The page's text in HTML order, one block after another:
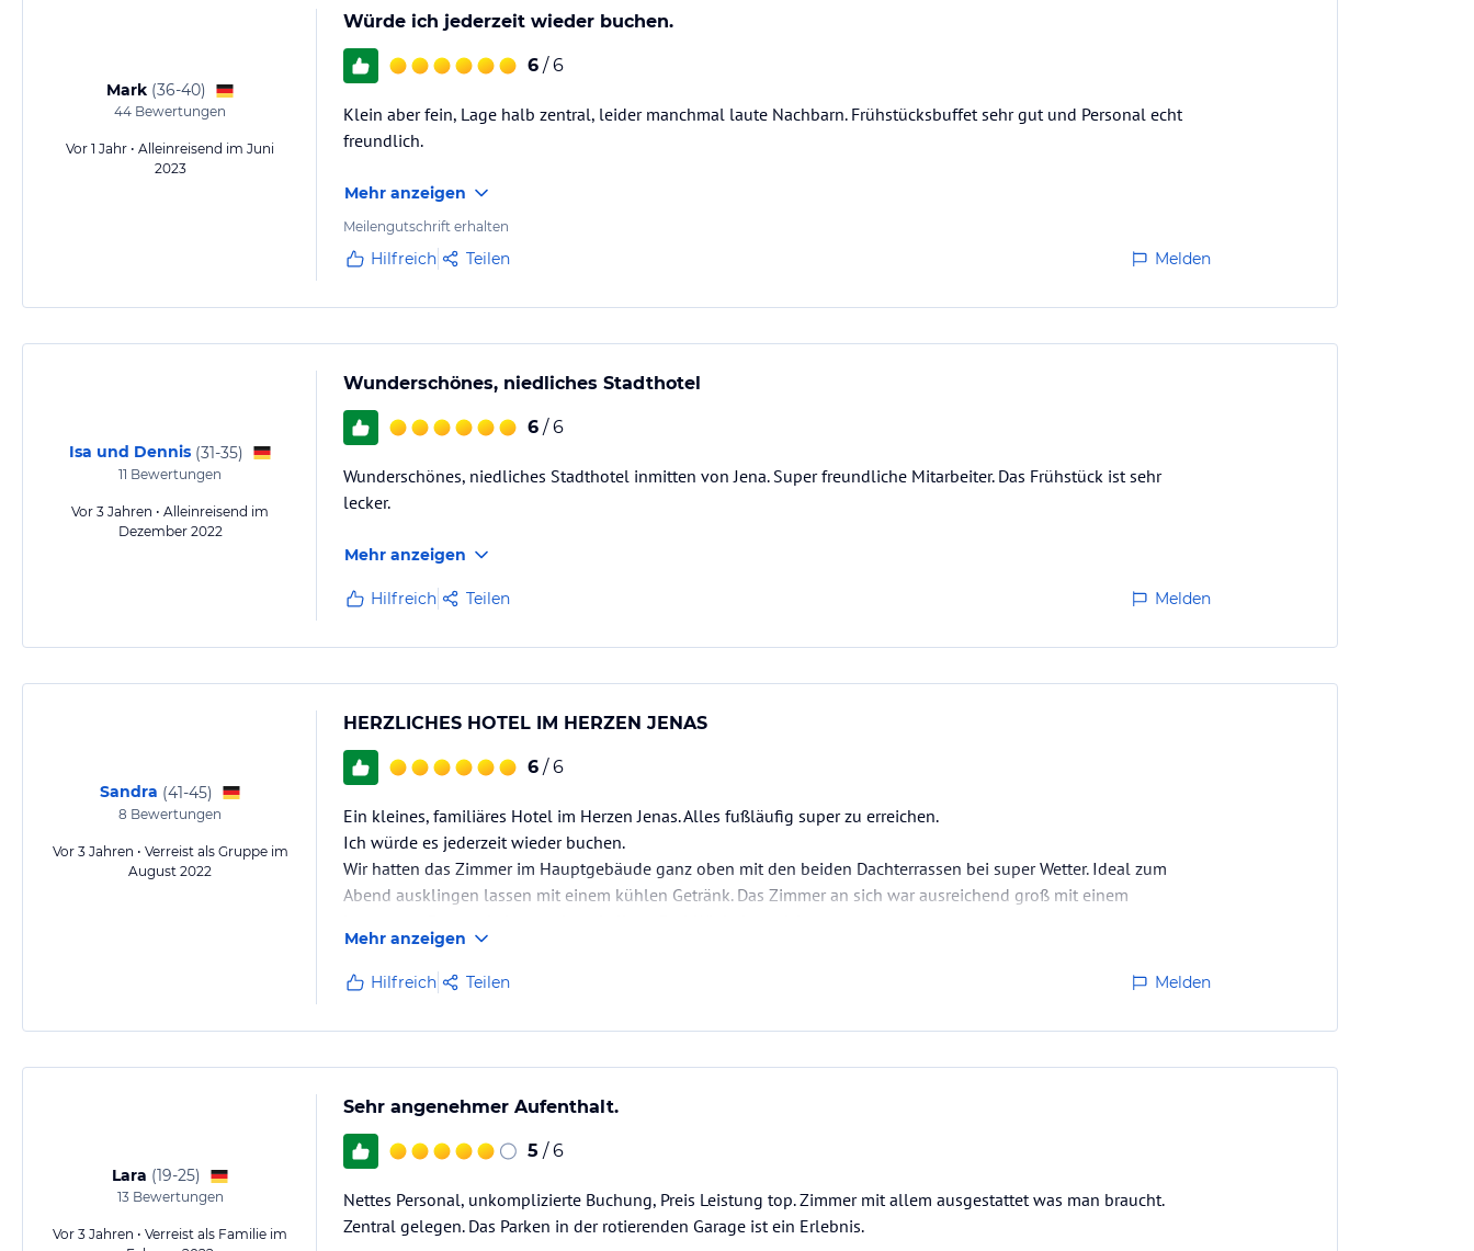
Mark (36-40)
44 Bewertungen
Vor 1 Jahr • Alleinreisend im Juni
2023
Würde ich jederzeit wieder buchen.
6 / 6
Klein aber fein, Lage halb zentral, leider manchmal laute Nachbarn. Frühstücksbuffet sehr gut und Personal echt
freundlich.
Mehr anzeigen
Meilengutschrift erhalten
Hilfreich Teilen Melden
Isa und Dennis (31-35)
11 Bewertungen
Vor 3 Jahren • Alleinreisend im
Dezember 2022
Wunderschönes, niedliches Stadthotel
6 / 6
Wunderschönes, niedliches Stadthotel inmitten von Jena. Super freundliche Mitarbeiter. Das Frühstück ist sehr
lecker.
Mehr anzeigen
Hilfreich Teilen Melden
Sandra (41-45)
8 Bewertungen
Vor 3 Jahren • Verreist als Gruppe im
August 2022
HERZLICHES HOTEL IM HERZEN JENAS
6 / 6
Ein kleines, familiäres Hotel im Herzen Jenas. Alles fußläufig super zu erreichen.
Ich würde es jederzeit wieder buchen.
Wir hatten das Zimmer im Hauptgebäude ganz oben mit den beiden Dachterrassen bei super Wetter. Ideal zum
Abend ausklingen lassen mit einem kühlen Getränk. Das Zimmer an sich war ausreichend groß mit einem
Frühstück war auch sehr lecker, die Auswahl war prima, es gab von allem etwas.
Der Service war eine glatte 12 auf…
Mehr anzeigen
Hilfreich Teilen Melden
Lara (19-25)
13Bewertungen
Vor 3 Jahren • Verreist als Familie im
Sehr angenehmer Aufenthalt.
5 / 6
Nettes Personal, unkomplizierte Buchung, Preis Leistung top. Zimmer mit allem ausgestattet was man braucht.
Zentral gelegen. Das Parken in der rotierenden Garage ist ein Erlebnis.